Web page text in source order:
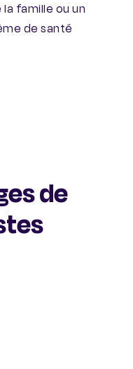
famille ou un
de santé
de